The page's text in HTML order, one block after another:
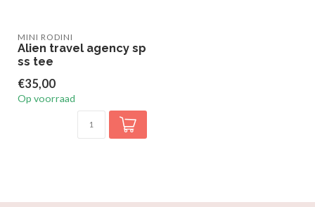
MINI RODINI
Alien travel agency sp
ss tee
€35,00
Op voorraad